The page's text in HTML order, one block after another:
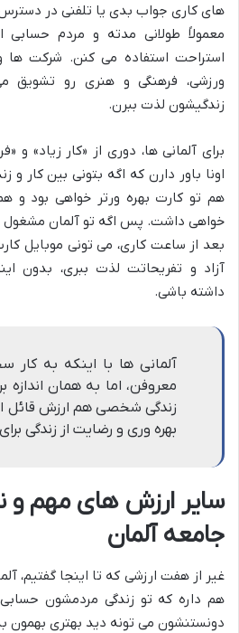
های کاری جواب بدی یا تلفنی در
معمولاً طولانی مدته و مردم
استراحت استفاده می کنن. شرکت
ورزشی، فرهنگی و هنری رو تشویق
زندگیشون لذت ببرن.
برای آلمانی ها، دوری از «کار زیاد» و
اونا باور دارن که اگه بتونی بین کار و
هم تو کارت بهره ورتر خواهی بود و
خواهی داشت. پس اگه تو آلمان مشغول
بعد از ساعت کاری، می تونی موبایل
آزاد و تفریحاتت لذت ببری، بدون
داشته باشی.
آلمانی ها با اینکه به کار
معروفن، اما به همان اندازه
زندگی شخصی هم ارزش قائل
بهره وری و رضایت از زندگی
سایر ارزش های مهم و
جامعه آلمان
غیر از هفت ارزشی که تا اینجا گفتیم،
هم داره که تو زندگی مردمشون
دونستنشون می تونه دید بهتری بهمون